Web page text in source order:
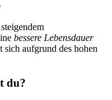
bessere Lebensdauer
aufgrund des hohen
du?